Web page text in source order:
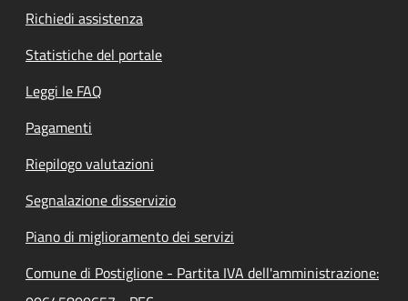
Richiedi assistenza
Statistiche del portale
Leggi le FAQ
Pagamenti
Riepilogo valutazioni
Segnalazione disservizio
Piano di miglioramento dei servizi
Comune di Postiglione - Partita IVA dell'amministrazione: